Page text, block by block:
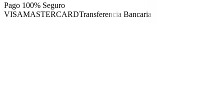
Pago 100% Seguro
VISAMASTERCARDTransferencia Bancaria